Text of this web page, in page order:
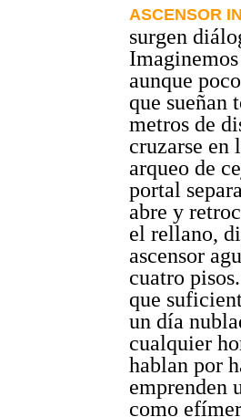
ASCENSOR
surgen
aunque
que sueñan
metros de
cruzarse en
arqueo de
portal
abre y
el rellano,
ascensor
cuatro
que
un día
cualquier
hablan por
emprenden
como